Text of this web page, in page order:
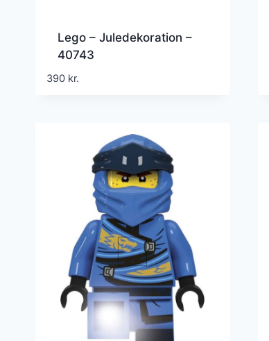
Lego – Juledekoration –
40743
390 kr.